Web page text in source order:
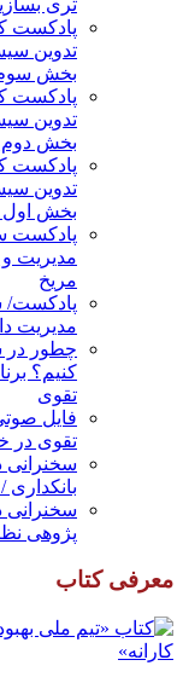
تری
پادکست
تدوین
بخش سوم/
پادکست
تدوین
بخش دوم
پادکست
تدوین
بخش اول
پادکست
مدیریت
مریخ
پادکست/
مدیریت
چطور در
کنیم؟
تقوی
فایل
تقوی در
سخنرانی
سخنرانی
پژوهی نظام
معرفی کتاب